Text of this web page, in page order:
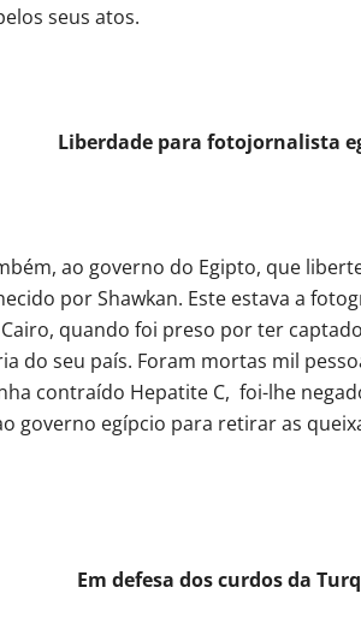
seus atos.
Liberdade para fotojornalista
ao governo do Egipto, que
por Shawkan. Este estava a
quando foi preso por ter
do seu país. Foram mortas mil
contraído Hepatite C, foi-lhe
governo egípcio para retirar as
Em defesa dos curdos da